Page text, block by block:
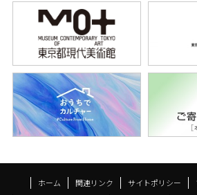
ホーム 関連リンク サイトポリシー